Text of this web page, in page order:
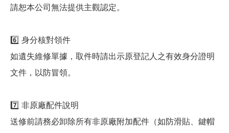
請恕本公司無法提供主觀認定。
6️⃣ 身分核對領件
如遺失維修單據，取件時請出示原登記人之有效身分證明
文件，以防冒領。
7️⃣ 非原廠配件說明
送修前請務必卸除所有非原廠附加配件（如防滑貼、鍵帽